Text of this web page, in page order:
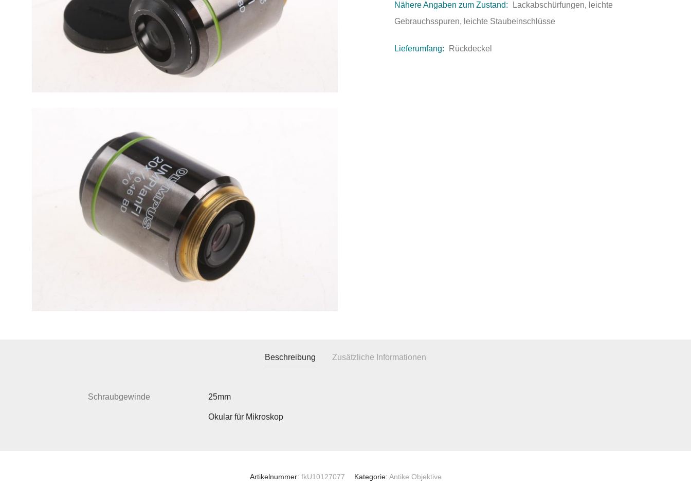
Nähere Angaben zum Zustand:
Lackabschürfungen, leichte
Gebrauchsspuren, leichte Staubeinschlüsse
Lieferumfang: Rückdeckel
Beschreibung Zusätzliche Informationen
Schraubgewinde 25mm
Okular für Mikroskop
Artikelnummer: fkU10127077 Kategorie: Antike Objektive